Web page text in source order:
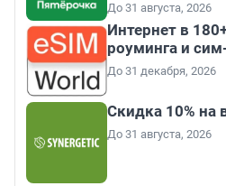
До 31 августа, 2026
Интернет в
роуминга и
До 31 декабря, 2026
Скидка 10% на
До 31 августа, 2026